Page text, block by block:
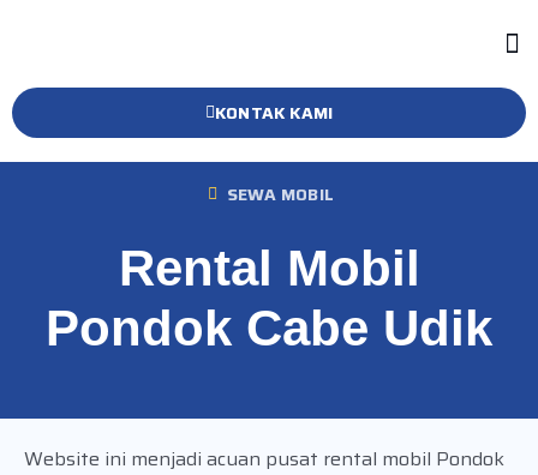
KONTAK KAMI
SEWA MOBIL
Rental Mobil
Pondok Cabe Udik
Website ini menjadi acuan pusat rental mobil Pondok